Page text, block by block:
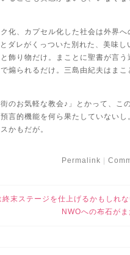
化、カプセル化した社会は外界
ダレがくっついた別れた、美味し
飾り物だけ。まことに聖書が言
煽られるだけ。三島由紀夫はま
のお気軽な教会♪」とかって、こ
言的機能を何ら果たしていない
かもだが。
Permalink
終末ステージを仕上げるかもしれ
NWOへの布石が